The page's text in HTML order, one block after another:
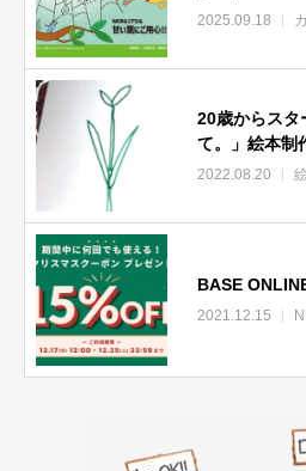
2025.09.18
20歳からスタ
て。」絵本制
2022.08.20
BASE
2021.12.15